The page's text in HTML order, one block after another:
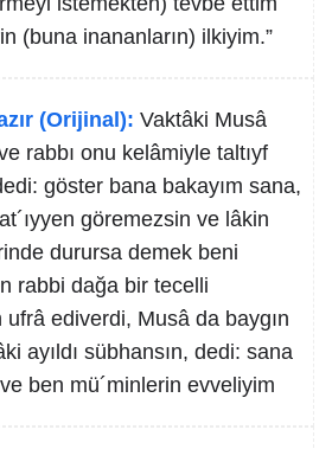
(buna inananların) ilkiyim.”
(Orijinal): Vaktâki Musâ
rabbı onu kelâmiyle taltıyf
göster bana bakayım sana,
göremezsin ve lâkin
durursa demek beni
rabbi dağa bir tecelli
ediverdi, Musâ da baygın
ayıldı sübhansın, dedi: sana
ben mü´minlerin evveliyim